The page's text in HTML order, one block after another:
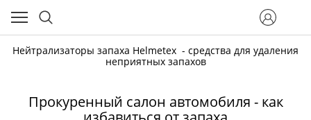
Нейтрализаторы запаха Helmetex - средства для удаления
неприятных запахов
Прокуренный салон автомобиля - как